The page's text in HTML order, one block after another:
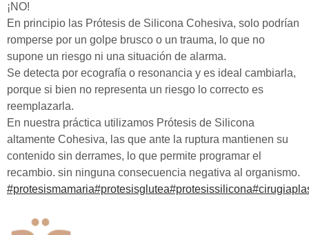
¡NO!
En principio las Prótesis de Silicona Cohesiva, solo podrían
romperse por un golpe brusco o un trauma, lo que no
supone un riesgo ni una situación de alarma.
Se detecta por ecografía o resonancia y es ideal cambiarla,
porque si bien no representa un riesgo lo correcto es
reemplazarla.
En nuestra práctica utilizamos Prótesis de Silicona
altamente Cohesiva, las que ante la ruptura mantienen su
contenido sin derrames, lo que permite programar el
recambio. sin ninguna consecuencia negativa al organismo.
#protesismamaria#protesisglutea#protesissilicona